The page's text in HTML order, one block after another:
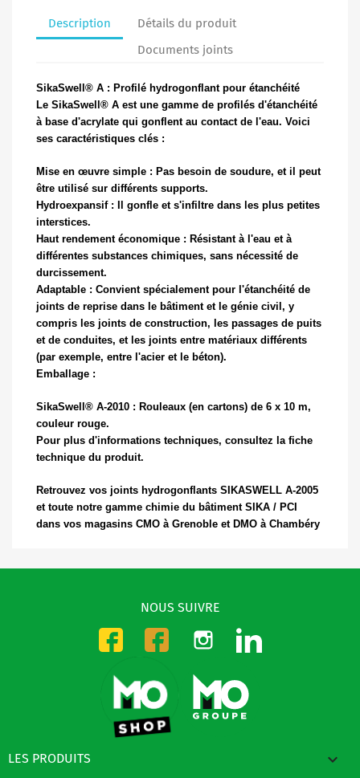
Description
Détails du produit
Documents joints
SikaSwell® A : Profilé hydrogonflant pour étanchéité
Le SikaSwell® A est une gamme de profilés d'étanchéité
à base d'acrylate qui gonflent au contact de l'eau. Voici
ses caractéristiques clés :
Mise en œuvre simple : Pas besoin de soudure, et il peut
être utilisé sur différents supports.
Hydroexpansif : Il gonfle et s'infiltre dans les plus petites
interstices.
Haut rendement économique : Résistant à l'eau et à
différentes substances chimiques, sans nécessité de
durcissement.
Adaptable : Convient spécialement pour l'étanchéité de
joints de reprise dans le bâtiment et le génie civil, y
compris les joints de construction, les passages de puits
et de conduites, et les joints entre matériaux différents
(par exemple, entre l'acier et le béton).
Emballage :
SikaSwell® A-2010 : Rouleaux (en cartons) de 6 x 10 m,
couleur rouge.
Pour plus d'informations techniques, consultez la fiche
technique du produit.
Retrouvez vos joints hydrogonflants SIKASWELL A-2005
et toute notre gamme chimie du bâtiment SIKA / PCI
dans vos magasins CMO à Grenoble et DMO à Chambéry
NOUS SUIVRE
Facebook-CMOFacebook-DMO
Instagram
LES PRODUITS 